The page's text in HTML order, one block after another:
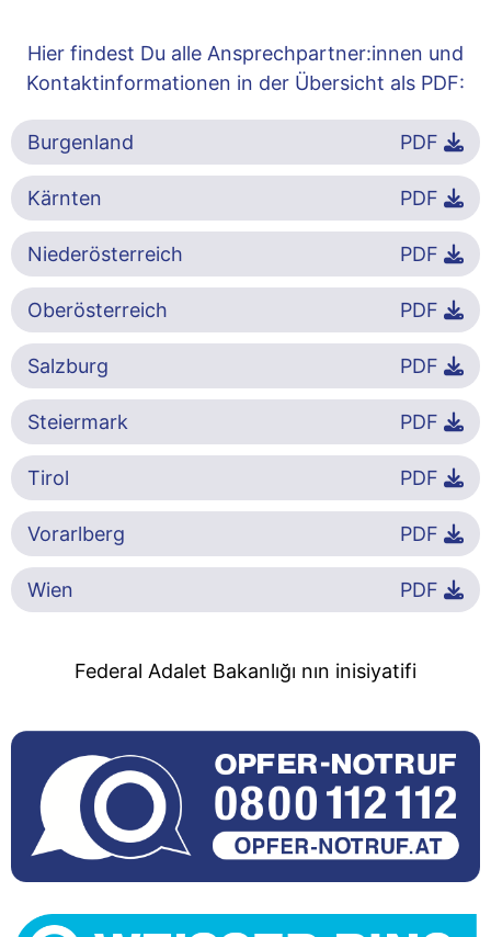
Hier findest Du alle Ansprechpartner:innen und
Kontaktinformationen in der Übersicht als PDF:
Burgenland PDF
Kärnten PDF
Niederösterreich PDF
Oberösterreich PDF
Salzburg PDF
Steiermark PDF
Tirol PDF
Vorarlberg PDF
Wien PDF
Federal Adalet Bakanlığı nın inisiyatifi